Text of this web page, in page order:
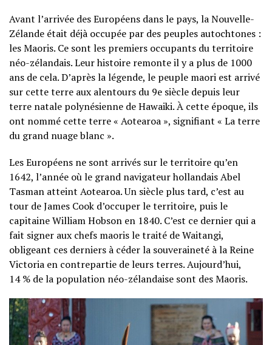
Avant l’arrivée des Européens dans le pays, la Nouvelle-
Zélande était déjà occupée par des peuples autochtones :
les Maoris. Ce sont les premiers occupants du territoire
néo-zélandais. Leur histoire remonte il y a plus de 1000
ans de cela. D’après la légende, le peuple maori est arrivé
sur cette terre aux alentours du 9e siècle depuis leur
terre natale polynésienne de Hawaiki. À cette époque, ils
ont nommé cette terre « Aotearoa », signifiant « La terre
du grand nuage blanc ».
Les Européens ne sont arrivés sur le territoire qu’en
1642, l’année où le grand navigateur hollandais Abel
Tasman atteint Aotearoa. Un siècle plus tard, c’est au
tour de James Cook d’occuper le territoire, puis le
capitaine William Hobson en 1840. C’est ce dernier qui a
fait signer aux chefs maoris le traité de Waitangi,
obligeant ces derniers à céder la souveraineté à la Reine
Victoria en contrepartie de leurs terres. Aujourd’hui,
14 % de la population néo-zélandaise sont des Maoris.